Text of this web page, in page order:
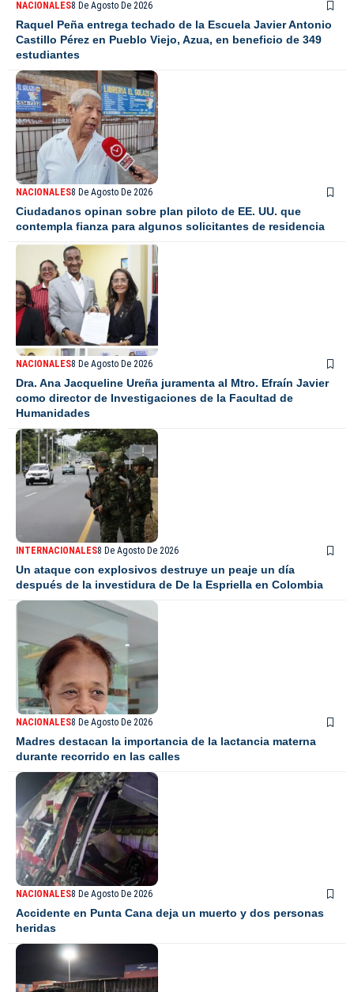
NACIONALES8 De Agosto De 2026
Raquel Peña entrega techado de la Escuela Javier Antonio
Castillo Pérez en Pueblo Viejo, Azua, en beneficio de 349
estudiantes
NACIONALES8 De Agosto De 2026
Ciudadanos opinan sobre plan piloto de EE. UU. que
contempla fianza para algunos solicitantes de residencia
NACIONALES8 De Agosto De 2026
Dra. Ana Jacqueline Ureña juramenta al Mtro. Efraín Javier
como director de Investigaciones de la Facultad de
Humanidades
INTERNACIONALES8 De Agosto De 2026
Un ataque con explosivos destruye un peaje un día
después de la investidura de De la Espriella en Colombia
NACIONALES8 De Agosto De 2026
Madres destacan la importancia de la lactancia materna
durante recorrido en las calles
NACIONALES8 De Agosto De 2026
Accidente en Punta Cana deja un muerto y dos personas
heridas